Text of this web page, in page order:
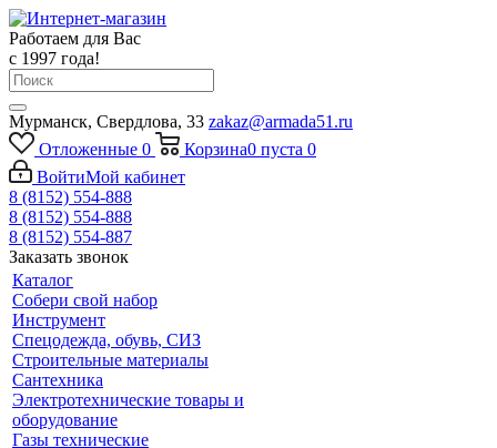
Работаем для Вас
с 1997 года!
Мурманск, Свердлова, 33 zakaz@armada51.ru
Отложенные 0 Корзина0 пуста 0
ВойтиМой кабинет
8 (8152) 554-888
8 (8152) 554-888
8 (8152) 554-887
Заказать звонок
Каталог
Собери свой набор
Инструмент
Спецодежда, обувь, СИЗ
Строительные материалы
Сантехника
Электротехнические товары и
оборудование
Газы технические